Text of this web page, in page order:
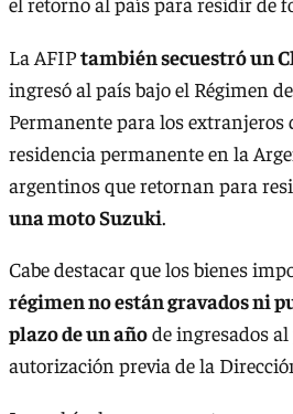
La AFIPtambién secuestró un
ingresó al país bajo el Régimen
Permanente para los extranjeros
residencia permanente en la
argentinos que retornan para
una moto Suzuki.
Cabe destacar que los bienes
régimen no están gravados ni
plazo de un añode ingresados
autorización previa de la